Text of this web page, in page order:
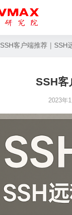
SSH客户端推荐｜SSH
SSH客
2023年